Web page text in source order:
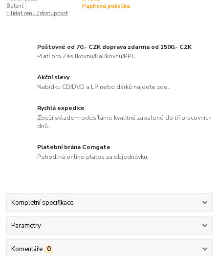
Balení:
Papírová pošetka
Hlídat cenu / dostupnost
Poštovné od 70,- CZK doprava zdarma od 1500,- CZK
Platí pro Zásilkovnu/Balíkovnu/PPL.
Akční slevy
Nabídku CD/DVD a LP nebo dárků najdete zde..
Rychlá expedice
Zboží skladem odesíláme kvalitně zabalené do tří pracovních
dnů..
Platební brána Comgate
Pohodlná online platba za objednávku.
Kompletní specifikace
Parametry
Komentáře 0